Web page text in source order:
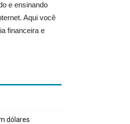
e ensinando
Aqui você
financeira e
dólares